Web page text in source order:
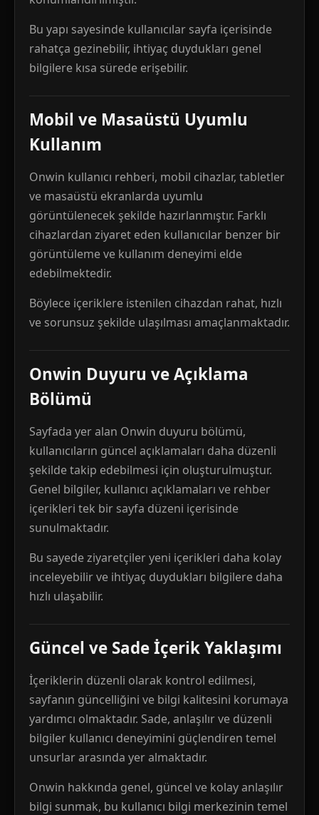
Bu yapı sayesinde kullanıcılar sayfa içerisinde
rahatça gezinebilir, ihtiyaç duydukları genel
bilgilere kısa sürede erişebilir.
Mobil ve Masaüstü Uyumlu
Kullanım
Onwin kullanıcı rehberi, mobil cihazlar, tabletler
ve masaüstü ekranlarda uyumlu
görüntülenecek şekilde hazırlanmıştır. Farklı
cihazlardan ziyaret eden kullanıcılar benzer bir
görüntüleme ve kullanım deneyimi elde
edebilmektedir.
Böylece içeriklere istenilen cihazdan rahat, hızlı
ve sorunsuz şekilde ulaşılması amaçlanmaktadır.
Onwin Duyuru ve Açıklama
Bölümü
Sayfada yer alan Onwin duyuru bölümü,
kullanıcıların güncel açıklamaları daha düzenli
şekilde takip edebilmesi için oluşturulmuştur.
Genel bilgiler, kullanıcı açıklamaları ve rehber
içerikleri tek bir sayfa düzeni içerisinde
sunulmaktadır.
Bu sayede ziyaretçiler yeni içerikleri daha kolay
inceleyebilir ve ihtiyaç duydukları bilgilere daha
hızlı ulaşabilir.
Güncel ve Sade İçerik Yaklaşımı
İçeriklerin düzenli olarak kontrol edilmesi,
sayfanın güncelliğini ve bilgi kalitesini korumaya
yardımcı olmaktadır. Sade, anlaşılır ve düzenli
bilgiler kullanıcı deneyimini güçlendiren temel
unsurlar arasında yer almaktadır.
Onwin hakkında genel, güncel ve kolay anlaşılır
bilgi sunmak, bu kullanıcı bilgi merkezinin temel